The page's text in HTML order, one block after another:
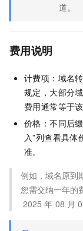
道。
费用说明
计费项：域名
规定，大部分
费用通常等于
价格：不同后
入”列查看具
准。
例如，域名原到
您需交纳一年的
2025 年 08 月